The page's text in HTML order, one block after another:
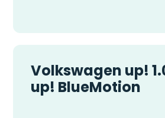
Volkswagen up!
up! BlueMotion